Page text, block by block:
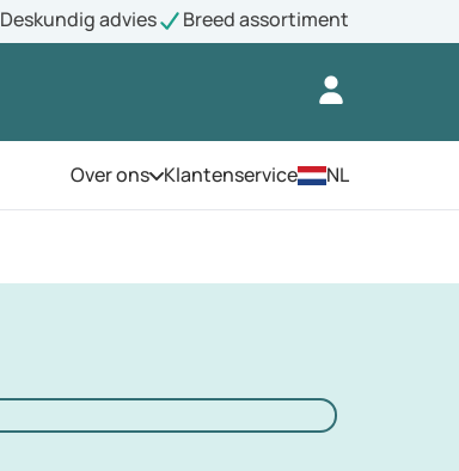
Deskundig advies Breed assortiment
Over onsOpen het menu
Klantenservice NL